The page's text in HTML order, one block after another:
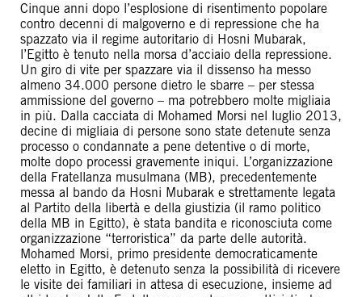
Cinque anni dopo l’esplosione di risentimento popolare
contro decenni di malgoverno e di repressione che ha
spazzato via il regime autoritario di Hosni Mubarak,
l’Egitto è tenuto nella morsa d’acciaio della repressione.
Un giro di vite per spazzare via il dissenso ha messo
almeno 34.000 persone dietro le sbarre – per stessa
ammissione del governo – ma potrebbero molte migliaia
in più. Dalla cacciata di Mohamed Morsi nel luglio 2013,
decine di migliaia di persone sono state detenute senza
processo o condannate a pene detentive o di morte,
molte dopo processi gravemente iniqui. L’organizzazione
della Fratellanza musulmana (MB), precedentemente
messa al bando da Hosni Mubarak e strettamente legata
al Partito della libertà e della giustizia (il ramo politico
della MB in Egitto), è stata bandita e riconosciuta come
organizzazione “terroristica” da parte delle autorità.
Mohamed Morsi, primo presidente democraticamente
eletto in Egitto, è detenuto senza la possibilità di ricevere
le visite dei familiari in attesa di esecuzione, insieme ad